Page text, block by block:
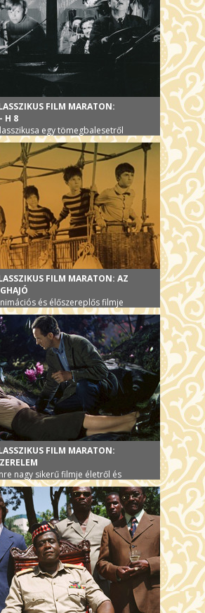
FILM MARATON:
H 8
egy tömegbalesetről
FILM MARATON: AZ
és élőszereplős filmje
FILM MARATON:
nagy sikerű filmje életről és